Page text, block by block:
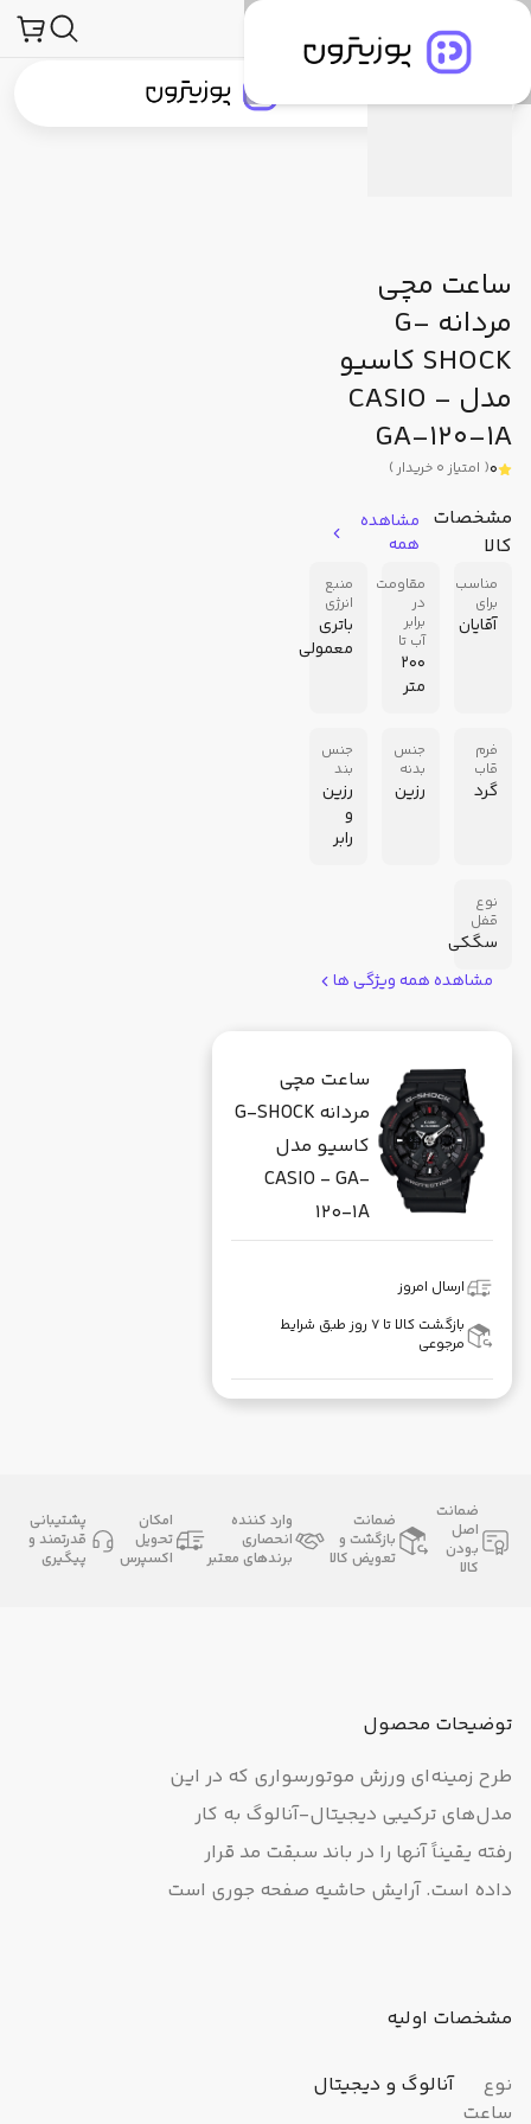
جستجو در
ساعت مچی
مردانه G-
SHOCK کاسیو
مدل CASIO -
GA-120-1A
0
( امتیاز 0 خریدار)
مشخصات
کالا
مشاهده
همه
مناسب
برای
آقایان
مقاومت
در
برابر
آب تا
200
متر
منبع
انرژی
باتری
معمولی
فرم
قاب
گرد
جنس
بدنه
رزین
جنس
بند
رزین
و
رابر
نوع
قفل
سگکی
مشاهده همه ویژگی ها
ساعت مچی
مردانه G-SHOCK
کاسیو مدل
CASIO - GA-
120-1A
ارسال امروز
بازگشت کالا تا ۷ روز طبق شرایط
مرجوعی
ضمانت
اصل
بودن
کالا
ضمانت
بازگشت و
تعویض کالا
وارد کننده
انحصاری
برندهای معتبر
امکان
تحویل
اکسپرس
پشتیبانی
قدرتمند و
پیگیری
توضیحات محصول دیدگاه کاربران
توضیحات محصول
طرح زمینه‌ای ورزش موتورسواری که در این
مدل‌های ترکیبی دیجیتال-آنالوگ به کار
رفته یقیناً آنها را در باند سبقت مد قرار
داده است. آرایش حاشیه صفحه جوری است
یک چرخ‌دنده را ایجاد می‌کنند.
مشخصات اولیه
نوع
ساعت
آنالوگ و دیجیتال